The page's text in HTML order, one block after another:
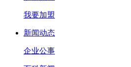
我要加盟
新闻动态
企业公事